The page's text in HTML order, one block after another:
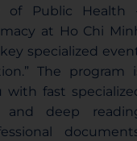
of Public Health
at Ho Chi
specialized
The program
with fast
and deep